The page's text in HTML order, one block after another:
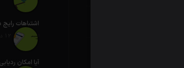
تاریخ انتشار: 12 دسامبر 2025